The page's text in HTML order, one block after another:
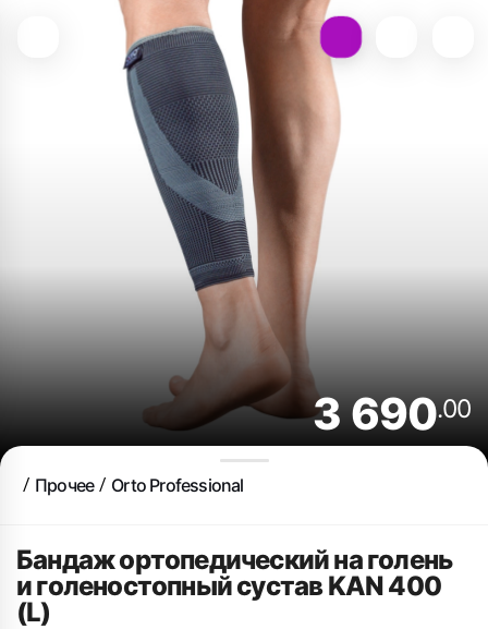
3 690.00
Прочее Orto Professional
Бандаж ортопедический на голень
и голеностопный сустав KAN 400
(L)